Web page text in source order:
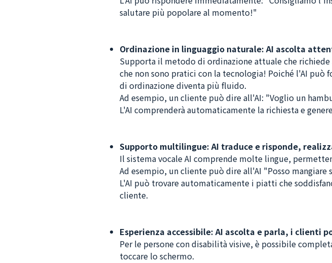
salutare più popolare al momento!"
Ordinazione in linguaggio naturale: AI ascolta
Supporta il metodo di ordinazione attuale che
che non sono pratici con la tecnologia! Poiché l'AI
di ordinazione diventa più fluido.
Ad esempio, un cliente può dire all'AI: "Voglio un
L'AI comprenderà automaticamente la richiesta e
Supporto multilingue: AI traduce e risponde,
Il sistema vocale AI comprende molte lingue,
Ad esempio, un cliente può dire all'AI "Posso mangiare
L'AI può trovare automaticamente i piatti che
cliente.
Esperienza accessibile: AI ascolta e parla, i clienti
Per le persone con disabilità visive, è possibile
toccare lo schermo.